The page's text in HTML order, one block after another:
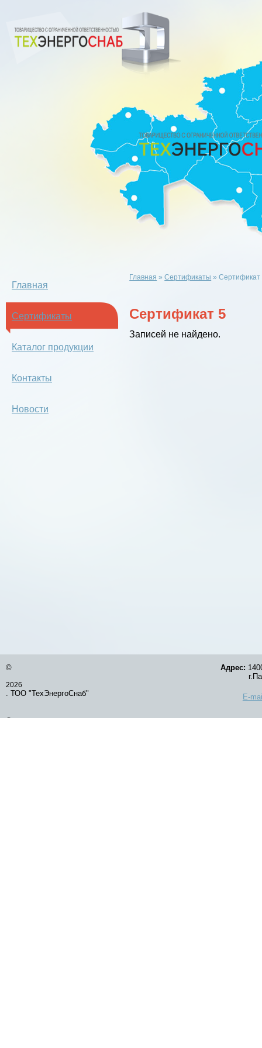
Главная
Сертификаты
Каталог продукции
Контакты
Новости
Главная »Сертификаты »Сертификат
Сертификат 5
Записей не найдено.
©
2026
. ТОО "ТехЭнергоСнаб"
Оставить заявку
Адрес:
E-